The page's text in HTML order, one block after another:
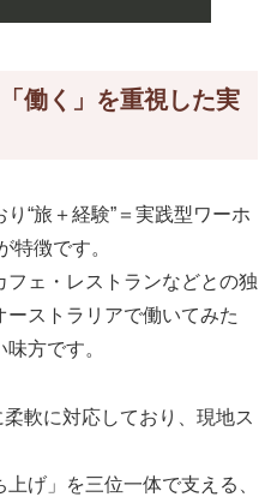
働く」を重視した実
“旅＋経験”＝実践型ワーホ
特徴です。
ェ・レストランなどとの独
ストラリアで働いてみた
方です。
軟に対応しており、現地ス
げ」を三位一体で支える、